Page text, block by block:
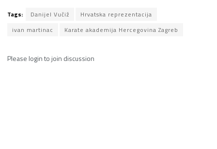
Tags: Danijel Vučiž
Hrvatska reprezentacija
ivan martinac
Karate akademija Hercegovina Zagreb
Please loginto join discussion